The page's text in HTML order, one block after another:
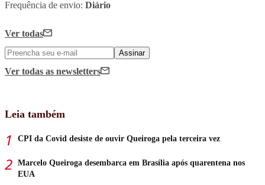
Frequência de envio: Diário
Ver todas
Assinar
Ver todas as newsletters
Leia também
CPI da Covid desiste de ouvir Queiroga pela terceira vez
Marcelo Queiroga desembarca em Brasília após quarentena nos
EUA